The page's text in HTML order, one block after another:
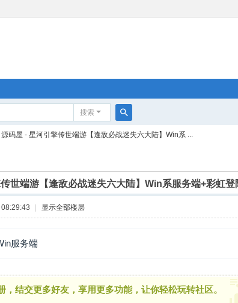
搜索
搜
源码屋 - 星河引擎传世端游【逢敌必战迷失六大陆】Win系 ...
世端游【逢敌必战迷失六大陆】Win系服务端+彩虹
显示全部楼层
服务端
，结交更多好友，享用更多功能，让你轻松玩转社区。